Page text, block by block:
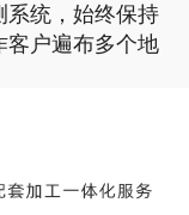
系统，始终保持
客户遍布多个地